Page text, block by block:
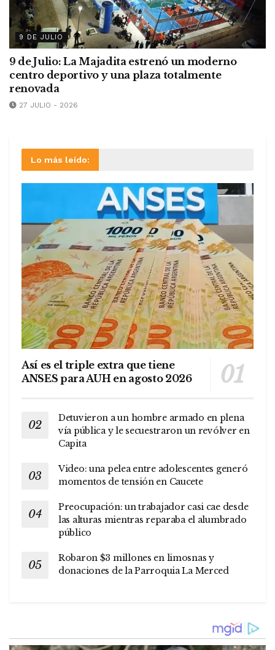
9 DE JULIO
9 de Julio: La Majadita estrenó un moderno
centro deportivo y una plaza totalmente
renovada
27 JULIO - 2026
Lo más leído:
Así es el triple extra que tiene
ANSES para AUH en agosto 2026
Detuvieron a un hombre armado en plena
vía pública y le secuestraron un revólver en
Capita
Video: una pelea entre adolescentes generó
momentos de tensión en Caucete
Preocupación: un trabajador casi cae desde
las alturas mientras reparaba el alumbrado
público
Robaron $3 millones en limosnas y
donaciones de la Parroquia La Merced